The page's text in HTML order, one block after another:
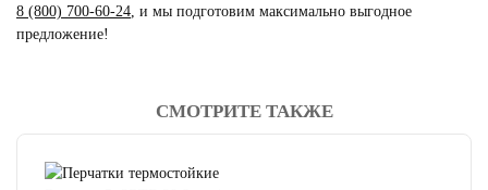
8 (800) 700-60-24 и мы подготовим максимально выгодное
предложение!
СМОТРИТЕ ТАКЖЕ